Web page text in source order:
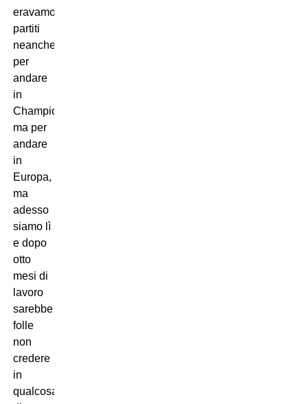
eravamo
partiti
neanche
per
andare
in
Champions
ma per
andare
in
Europa,
ma
adesso
siamo lì
e dopo
otto
mesi di
lavoro
sarebbe
folle
non
credere
in
qualcosa